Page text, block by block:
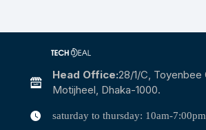
Head Office:28/1/c, Toyenbee
Motijheel, Dhaka-1000.
saturday to thursday: 10am-7:00pm